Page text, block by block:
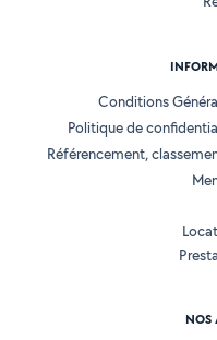
Conditions
Politique de
Référencement,
NOS